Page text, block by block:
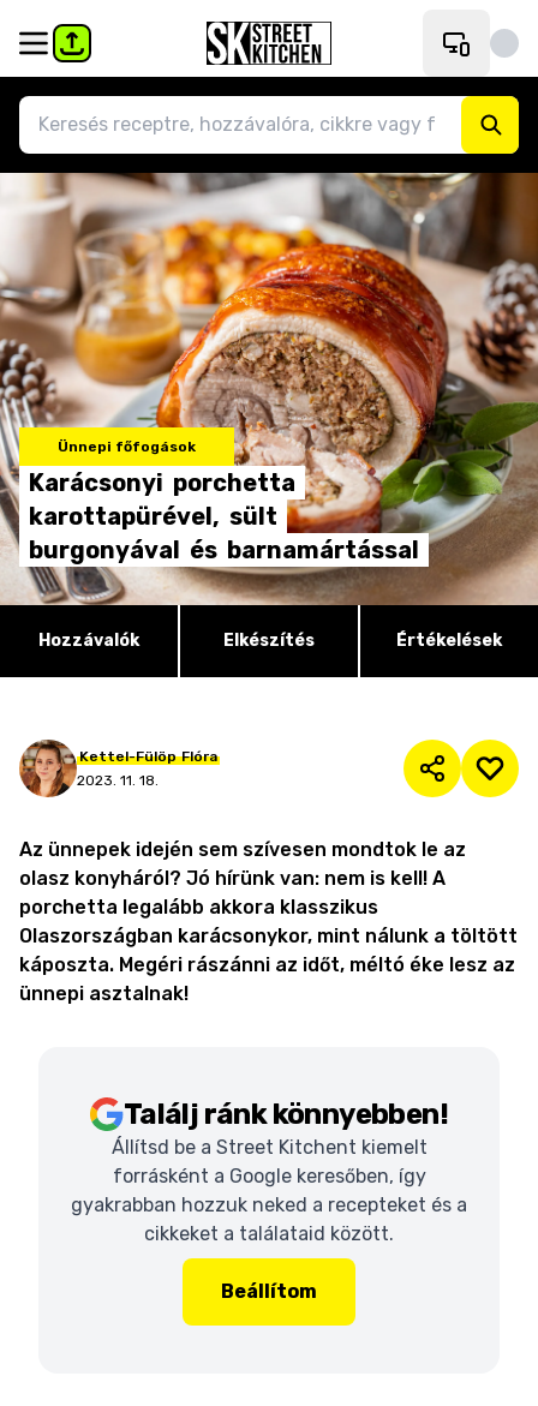
Ünnepi főfogások
Karácsonyi porchetta
karottapürével, sült
burgonyával és barnamártással
Hozzávalók Elkészítés Értékelések
Kettel-Fülöp Flóra
2023. 11. 18.
Az ünnepek idején sem szívesen mondtok le az
olasz konyháról? Jó hírünk van: nem is kell! A
porchetta legalább akkora klasszikus
Olaszországban karácsonykor, mint nálunk a töltött
káposzta. Megéri rászánni az időt, méltó éke lesz az
ünnepi asztalnak!
Találj ránk könnyebben!
Állítsd be a Street Kitchent kiemelt
forrásként a Google keresőben, így
gyakrabban hozzuk neked a recepteket és a
cikkeket a találataid között.
Beállítom